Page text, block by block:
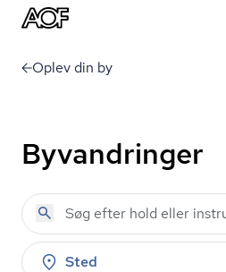
Oplev din by
Byvandringer
Sted